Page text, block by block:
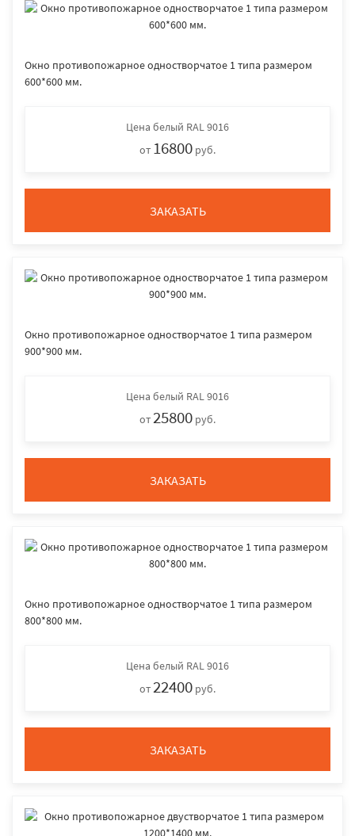
Окно противопожарное одностворчатое 1 типа размером
600*600 мм.
Цена белый RAL 9016
от 16800 руб.
ЗАКАЗАТЬ
Окно противопожарное одностворчатое 1 типа размером
900*900 мм.
Цена белый RAL 9016
от25800 руб.
ЗАКАЗАТЬ
Окно противопожарное одностворчатое 1 типа размером
800*800 мм.
Цена белый RAL 9016
от22400 руб.
ЗАКАЗАТЬ